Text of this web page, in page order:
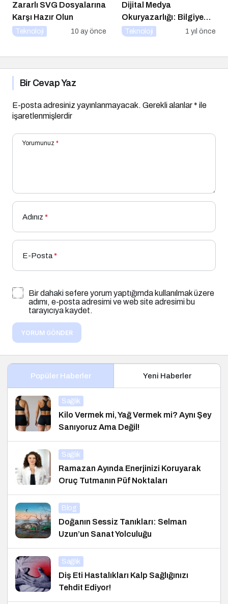
Zararlı SVG Dosyalarına
Karşı Hazır Olun
Teknoloji 10 ay önce
Dijital Medya
Okuryazarlığı: Bilgiye
Erişimde Sorumluluk ve
Teknoloji 1 yıl önce
Bir Cevap Yaz
E-posta adresiniz yayınlanmayacak. Gerekli alanlar* ile
işaretlenmişlerdir
Yorumunuz *
Adınız *
E-Posta*
Bir dahaki sefere yorum yaptığımda kullanılmak üzere
adımı, e-posta adresimi ve web site adresimi bu
tarayıcıya kaydet.
YORUM GÖNDER
Popüler Haberler Yeni Haberler
Sağlık
Kilo Vermek mi, Yağ Vermek mi? Aynı Şey
Sanıyoruz Ama Değil!
Sağlık
Ramazan Ayında Enerjinizi Koruyarak
Oruç Tutmanın Püf Noktaları
Blog
Doğanın Sessiz Tanıkları: Selman
Uzun’un Sanat Yolculuğu
Sağlık
Diş Eti Hastalıkları Kalp Sağlığınızı
Tehdit Ediyor!